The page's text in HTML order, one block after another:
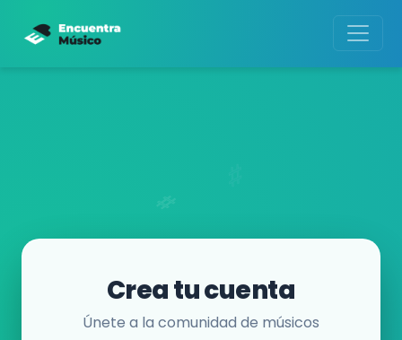
Crea tu cuenta
Únete a la comunidad de músicos